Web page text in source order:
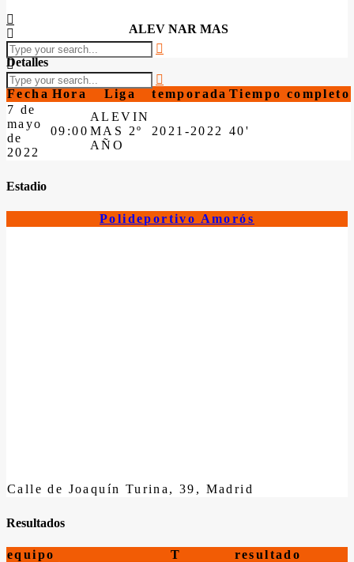
ALEV NAR MAS
Detalles
Fecha Hora Liga temporada Tiempo completo
7 de
mayo
de
2022
09:00
ALEVIN
MAS 2º
AÑO
2021-2022 40'
Estadio
Polideportivo Amorós
Calle de Joaquín Turina, 39, Madrid
Resultados
equipo T
resultado